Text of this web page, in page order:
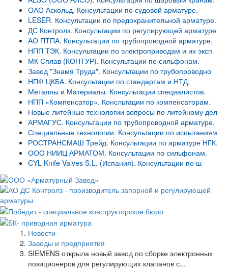
ОАО Аскольд. Консультации по судовой арматуре.
LESER. Консультации по предохранительной арматуре.
ДС Контролз. Консультации по регулирующей арматуре
АО ПТПА. Консультации по трубопроводной арматуре.
НПП ТЭК. Консультации по электроприводам и их эксп
МК Сплав (КОНТУР). Консультации по сильфонам.
Завод "Знамя Труда". Консультации по трубопроводно
НПФ ЦКБА. Консультации по стандартам и НТД.
Металлы и Материалы. Консультации специалистов.
НПП «Компенсатор». Консльтации по компенсаторам.
Новые литейные технологии вопросы по литейному дел
АРМАГУС. Консультации по трубопроводной арматуре.
Специальные технологии. Консультации по испытаниям
РОСТРАНСМАШ Трейд. Консультации по арматуре НГК.
ООО НИИЦ АРМАТОМ. Консультации по сильфонам.
CYL Knife Valves S.L. (Испания). Консультации по ш
Новости
Заводы и предприятия
SIEMENS открыла новый завод по сборке электронных
позиционеров для регулирующих клапанов с...